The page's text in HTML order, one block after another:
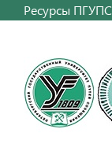
Ресурсы ПГУПС